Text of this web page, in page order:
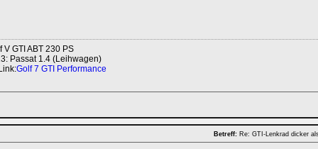
V GTI ABT 230 PS
Passat 1.4 (Leihwagen)
Golf 7 GTI Performance
Betreff: Re: GTI-Lenkrad dicker